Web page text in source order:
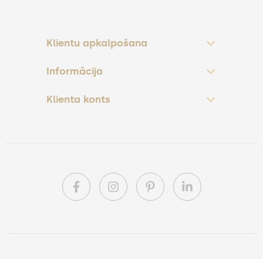
Klientu apkalpošana
Informācija
Klienta konts